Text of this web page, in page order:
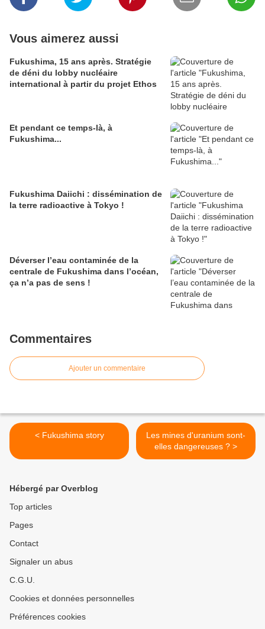
Vous aimerez aussi
Fukushima, 15 ans après. Stratégie
de déni du lobby nucléaire
international à partir du projet Ethos
Et pendant ce temps-là, à
Fukushima...
Fukushima Daiichi : dissémination de
la terre radioactive à Tokyo !
Déverser l’eau contaminée de la
centrale de Fukushima dans l’océan,
ça n’a pas de sens !
Commentaires
Ajouter un commentaire
< Fukushima story
Les mines d'uranium sont-
elles dangereuses ? >
Hébergé par Overblog
Top articles
Pages
Contact
Signaler un abus
C.G.U.
Cookies et données personnelles
Préférences cookies